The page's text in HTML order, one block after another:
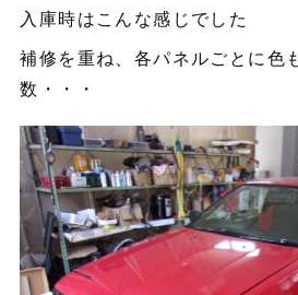
入庫時はこんな感じでした
補修を重ね、各パネルごとに色
数・・・